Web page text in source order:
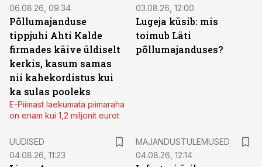
06.08.26, 09:34
Põllumajanduse
tippjuhi Ahti Kalde
firmades käive üldiselt
kerkis, kasum samas
nii kahekordistus kui
ka sulas pooleks
E-Piimast laekumata piimaraha
on enam kui 1,2 miljonit eurot
03.08.26, 12:00
Lugeja küsib: mis
toimub Läti
põllumajanduses?
UUDISED
04.08.26, 11:23
MAJANDUSTULEMUSED
04.08.26, 12:14